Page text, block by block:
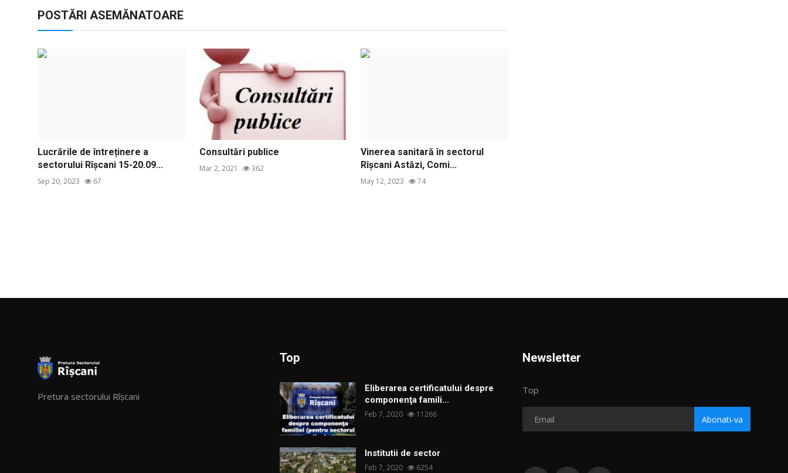
POSTĂRI ASEMĂNATOARE
Lucrările de întreținere a
sectorului Rîșcani 15-20.09...
Sep 20, 2023 67
Consultări publice
Mar 2, 2021 362
Vinerea sanitară în sectorul
Rîșcani Astăzi, Comi...
May 12, 2023 74
Pretura sectorului Rîșcani
Top
Eliberarea certificatului despre
componenţa famili...
Feb 7, 2020 11266
Institutii de sector
Feb 7, 2020 6254
Newsletter
Top
Abonati-va